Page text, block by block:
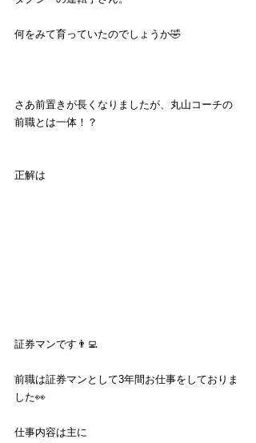
何をみて育っていたのでしょうか🤣
さあ前置きが長くなりましたが、丸山コーチの
前職とは一体！？
正解は
証券マンです👨‍💻
前職は証券マンとして3年間お仕事をしておりま
した👀
仕事内容は主に